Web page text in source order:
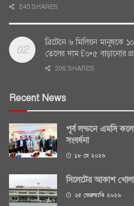
245 SHARES
ব্রিটেনে ৬ মিলিয়ন মানুষকে
তেলের দাম £০•৫ বাড়ানোর
206 SHARES
Recent News
পূর্ব লন্ডনে এমসি
সংবর্ধনা
১৮ মে ২০২৬
সিলেটের আকাশ
২৫ ফেব্রুয়ারি ২০২৬